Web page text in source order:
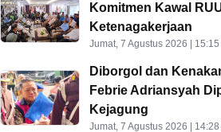
Komitmen Kawal
Ketenagakerjaan
Jumat, 7 Agustus 2026 | 15:15
Diborgol dan
Febrie Adriansyah
Kejagung
Jumat, 7 Agustus 2026 | 14:28